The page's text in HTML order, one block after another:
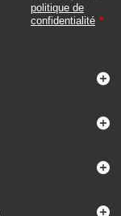
politique de
confidentialité *